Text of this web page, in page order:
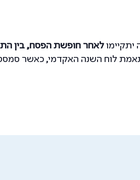
לאחר חופשת הפסח, בין התאריכים 9.4.2026
השנה האקדמי, כאשר סמסטר ב'